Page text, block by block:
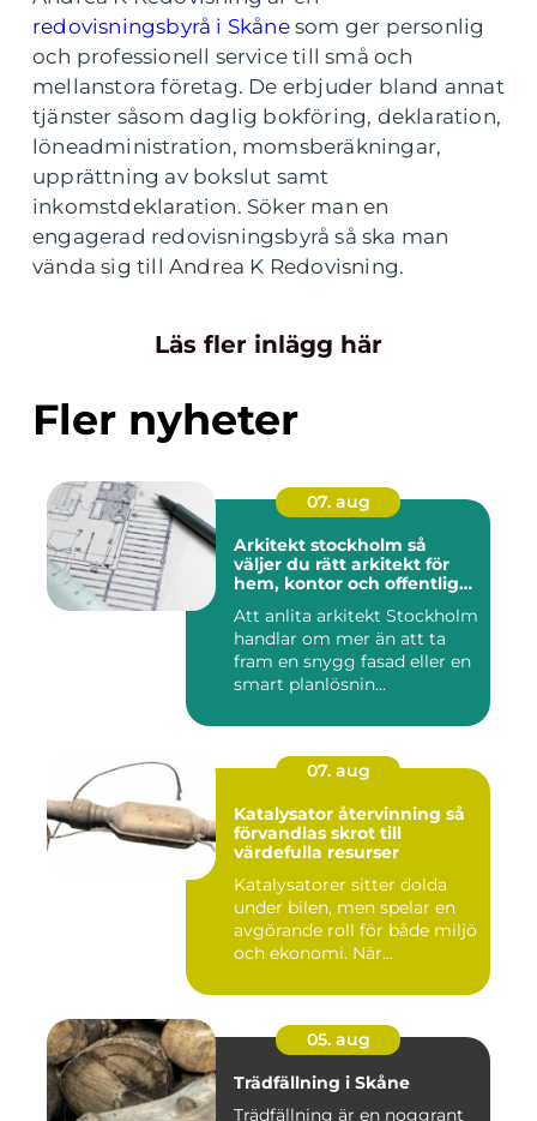
redovisningsbyrå i Skånesom ger personlig
och professionell service till små och
mellanstora företag. De erbjuder bland annat
tjänster såsom daglig bokföring, deklaration,
löneadministration, momsberäkningar,
upprättning av bokslut samt
inkomstdeklaration. Söker man en
engagerad redovisningsbyrå så ska man
vända sig till Andrea K Redovisning.
Läs fler inlägg här
Fler nyheter
07. aug
Arkitekt stockholm så
väljer du rätt arkitekt för
hem, kontor och offentlig
Att anlita arkitekt Stockholm
handlar om mer än att ta
fram en snygg fasad eller en
smart planlösnin...
07. aug
Katalysator återvinning så
förvandlas skrot till
värdefulla resurser
Katalysatorer sitter dolda
under bilen, men spelar en
avgörande roll för både miljö
och ekonomi. När...
05. aug
Trädfällning i Skåne
Trädfällning är en noggrant